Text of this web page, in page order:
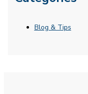
Blog & Tips